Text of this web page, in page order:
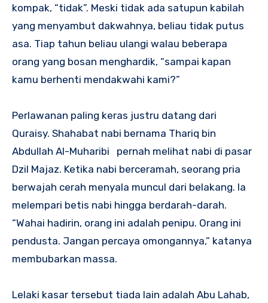
kompak, “tidak”. Meski tidak ada satupun kabilah
yang menyambut dakwahnya, beliau tidak putus
asa. Tiap tahun beliau ulangi walau beberapa
orang yang bosan menghardik, “sampai kapan
kamu berhenti mendakwahi kami?”
Perlawanan paling keras justru datang dari
Quraisy. Shahabat nabi bernama Thariq bin
Abdullah Al-Muharibi pernah melihat nabi di pasar
Dzil Majaz. Ketika nabi berceramah, seorang pria
berwajah cerah menyala muncul dari belakang. Ia
melempari betis nabi hingga berdarah-darah.
“Wahai hadirin, orang ini adalah penipu. Orang ini
pendusta. Jangan percaya omongannya,” katanya
membubarkan massa.
Lelaki kasar tersebut tiada lain adalah Abu Lahab,